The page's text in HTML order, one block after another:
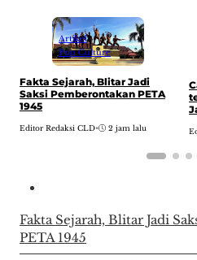
Artikel
Pop Culture
Fakta Sejarah, Blitar Jadi
Saksi Pemberontakan PETA
1945
Editor Redaksi CLD• 2 jam lalu
Fakta Sejarah, Blitar Jadi
PETA 1945